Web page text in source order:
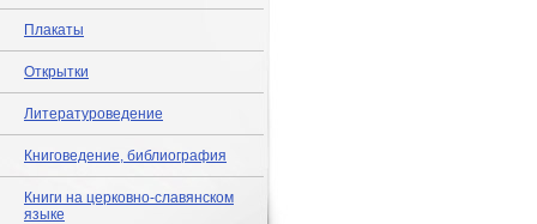
Плакаты
Открытки
Литературоведение
Книговедение, библиография
Книги на церковно-славянском
языке